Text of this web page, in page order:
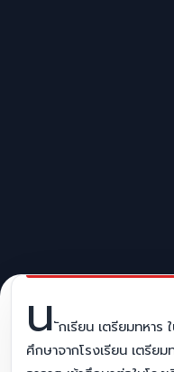
นกเรียน เตรียมทหาร
ศึกษาจากโรงเรียน เตรียม